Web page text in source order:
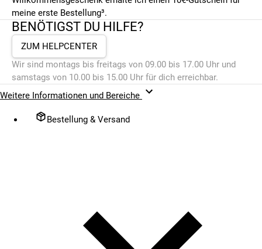
meine erste Bestellung³.
BENÖTIGST DU HILFE?
ZUM HELPCENTER
Wir sind montags bis freitags von 09.00 bis 17.00 Uhr und
samstags von 10.00 bis 15.00 Uhr für dich erreichbar.
Weitere Informationen und Bereiche
Bestellung & Versand